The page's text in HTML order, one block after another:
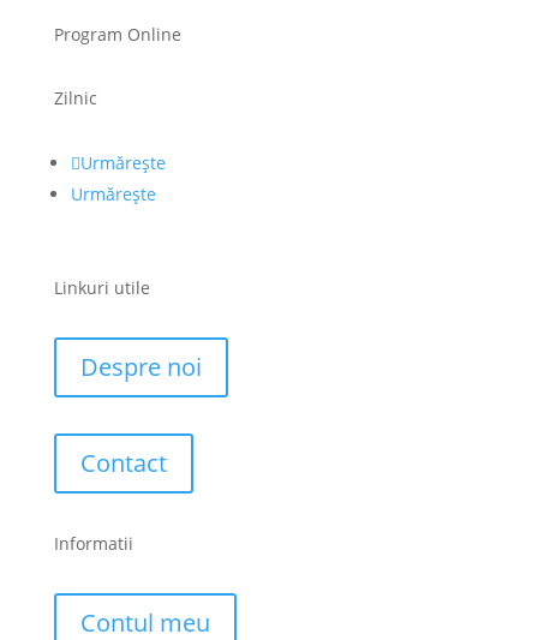
Program Online
Zilnic
Urmărește
Urmărește
Linkuri utile
Despre noi
Contact
Informatii
Contul meu